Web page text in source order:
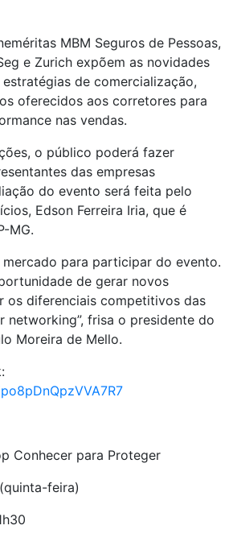
MBM Seguros de Pessoas,
e Zurich expõem as novidades
de comercialização,
oferecidos aos corretores para
nas vendas.
o público poderá fazer
das empresas
do evento será feita pelo
Edson Ferreira Iria, que é
MG.
para participar do evento.
de gerar novos
os diferenciais competitivos das
networking”, frisa o presidente do
Moreira de Mello.
Conhecer para Proteger
feira)